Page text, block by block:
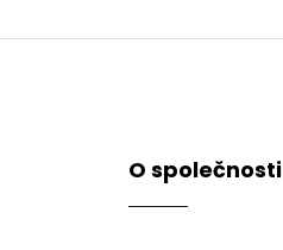
O společnosti